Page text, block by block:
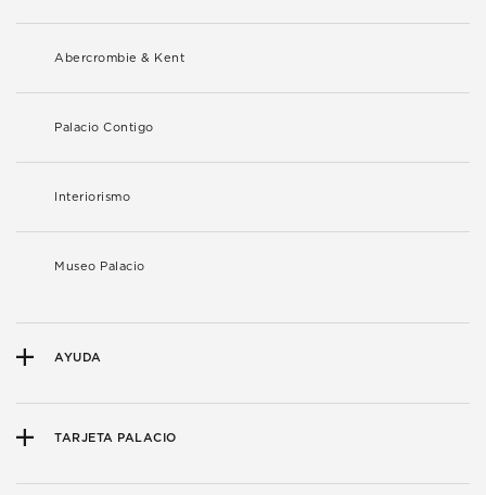
Abercrombie & Kent
Palacio Contigo
Interiorismo
Museo Palacio
AYUDA
TARJETA PALACIO